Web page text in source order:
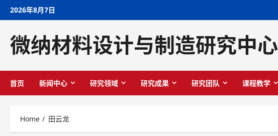
Skip2026年8月7日
微纳材料设计与制造研究中心
首页 新闻中心 研究领域 研究成果 研究团队 课程教学
Home 田云龙